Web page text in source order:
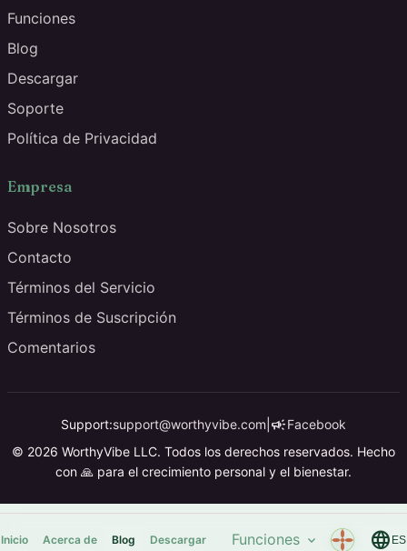
Inicio Funciones expand_more
Acerca de Blog Descargar language ES
Funciones
Blog
Descargar
Soporte
Política de Privacidad
Empresa
Sobre Nosotros
Contacto
Términos del Servicio
Términos de Suscripción
Comentarios
Support:support@worthyvibe.com campaignFacebook
© 2026 WorthyVibe LLC. Todos los derechos reservados. Hecho
con 🙏 para el crecimiento personal y el bienestar.